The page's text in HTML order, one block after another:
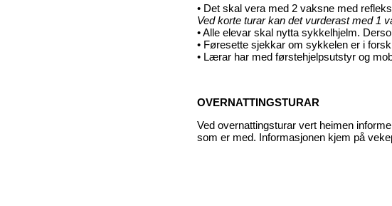
• Det skal vera med 2 vaksne med
Ved korte turar kan det vurderast med 1
• Alle elevar skal nytta sykkelhjelm.
• Føresette sjekkar om sykkelen er i
• Lærar har med førstehjelpsutstyr og
OVERNATTINGSTURAR
Ved overnattingsturar vert heimen
som er med. Informasjonen kjem på